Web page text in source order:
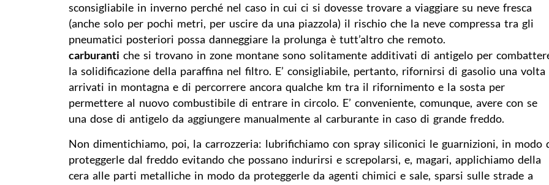
sconsigliabile in inverno perché nel caso in cui ci si dovesse trovare a viaggiare su neve fresca
(anche solo per pochi metri, per uscire da una piazzola) il rischio che la neve compressa tra gli
pneumatici posteriori possa danneggiare la prolunga è tutt’altro che remoto.
carburanti che si trovano in zone montane sono solitamente additivati di antigelo per
la solidificazione della paraffina nel filtro. E’ consigliabile, pertanto, rifornirsi di gasolio una volta
arrivati in montagna e di percorrere ancora qualche km tra il rifornimento e la sosta per
permettere al nuovo combustibile di entrare in circolo. E’ conveniente, comunque, avere con se
una dose di antigelo da aggiungere manualmente al carburante in caso di grande freddo.
Non dimentichiamo, poi, la carrozzeria: lubrifichiamo con spray siliconici le guarnizioni, in modo
proteggerle dal freddo evitando che possano indurirsi e screpolarsi, e, magari, applichiamo della
cera alle parti metalliche in modo da proteggerle da agenti chimici e sale, sparsi sulle strade a